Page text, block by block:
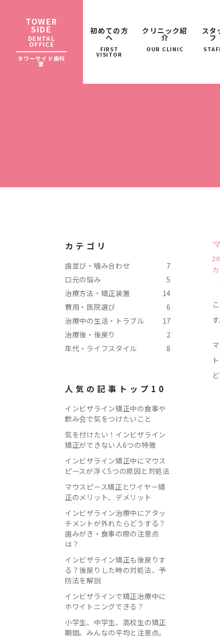
TOWER
SIDE
DENTAL
OFFICE
タワーサイド歯科
室
初めての方
へ
FIRST
VISITOR
クリニック紹
介
OUR CLINIC
スタ
フ
す
カテゴリ
歯並び・噛み合わせ
7
口元の悩み
5
治療方法・矯正装置
14
費用・医院選び
6
治療中の生活・トラブル
17
治療後・後戻り
2
年代・ライフスタイル
8
人気の記事トップ10
インビザライン矯正中の食事や
飲み会で気をつけたいこと
気を付けたい！インビザライン
矯正ができない人6つの特徴
インビザライン矯正中にマウス
ピースが浮く5つの原因と対処法
マウスピース矯正とワイヤー矯
正のメリット、デメリット
インビザライン治療中にアタッ
チメントが外れたらどうする？
歯みがき・食事の際の注意点
は？
インビザライン矯正も後戻りす
る？後戻りした時の対処法、予
防法を解説
インビザラインで矯正治療中に
ホワイトニングできる？
小学生、中学生、高校生の矯正
期間。みんなの平均と注意点。